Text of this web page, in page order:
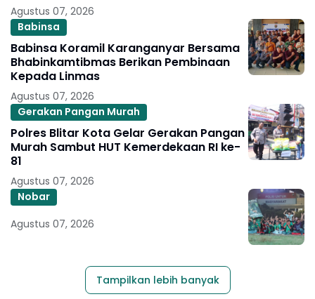
Agustus 07, 2026
Babinsa
Babinsa Koramil Karanganyar Bersama
Bhabinkamtibmas Berikan Pembinaan
Kepada Linmas
Agustus 07, 2026
Gerakan Pangan Murah
Polres Blitar Kota Gelar Gerakan Pangan
Murah Sambut HUT Kemerdekaan RI ke-
81
Agustus 07, 2026
Nobar
Agustus 07, 2026
Tampilkan lebih banyak